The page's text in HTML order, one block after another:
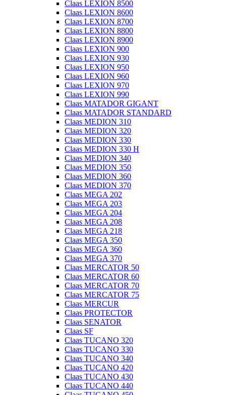
Claas LEXION 8500
Claas LEXION 8600
Claas LEXION 8700
Claas LEXION 8800
Claas LEXION 8900
Claas LEXION 900
Claas LEXION 930
Claas LEXION 950
Claas LEXION 960
Claas LEXION 970
Claas LEXION 990
Claas MATADOR GIGANT
Claas MATADOR STANDARD
Claas MEDION 310
Claas MEDION 320
Claas MEDION 330
Claas MEDION 330 H
Claas MEDION 340
Claas MEDION 350
Claas MEDION 360
Claas MEDION 370
Claas MEGA 202
Claas MEGA 203
Claas MEGA 204
Claas MEGA 208
Claas MEGA 218
Claas MEGA 350
Claas MEGA 360
Claas MEGA 370
Claas MERCATOR 50
Claas MERCATOR 60
Claas MERCATOR 70
Claas MERCATOR 75
Claas MERCUR
Claas PROTECTOR
Claas SENATOR
Claas SF
Claas TUCANO 320
Claas TUCANO 330
Claas TUCANO 340
Claas TUCANO 420
Claas TUCANO 430
Claas TUCANO 440